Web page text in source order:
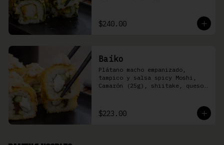
$240.00
Baiko
Plátano macho empanizado,
tampico y salsa spicy Moshi,
Camarón (25g), shiitake, queso
$223.00